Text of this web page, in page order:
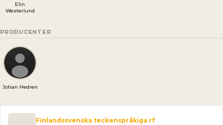
Elin
Westerlund
PRODUCENTER
Johan Hedren
Finlandssvenska teckenspråkiga rf